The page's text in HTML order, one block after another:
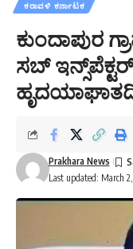
ಕರಾವಳಿ ಕರ್ನಾಟಕ
ಕುಂದಾಪುರ
ಸಬ್
Last updated: March
Prakhara News